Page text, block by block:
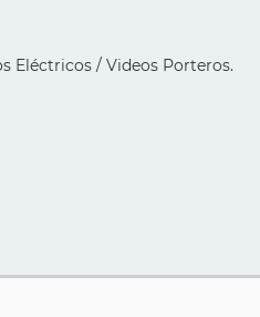
Eléctricos / Videos Porteros.